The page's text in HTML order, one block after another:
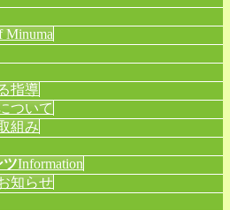
Minuma
指導
ついて
組み
ツInformation
知らせ